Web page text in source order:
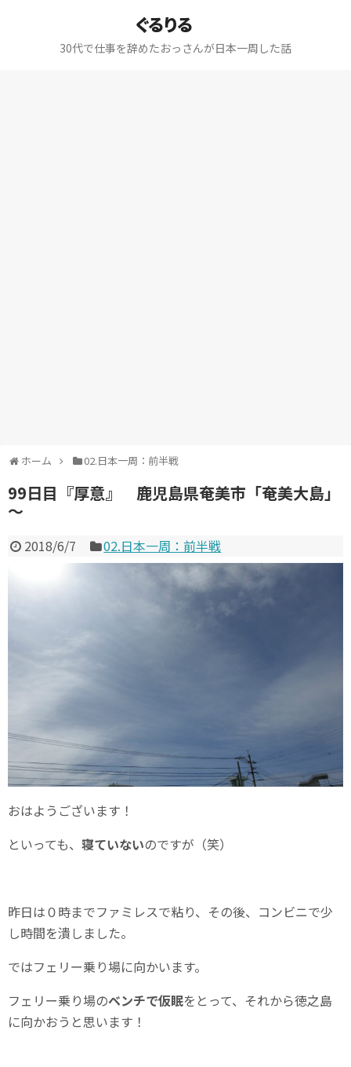
ぐるりる
30代で仕事を辞めたおっさんが日本一周した話
ホーム 02.日本一周：前半戦
99日目『厚意』 鹿児島県奄美市「奄美大島」
～
2018/6/7 02.日本一周：前半戦
おはようございます！
といっても、 寝ていないのですが（笑）
昨日は０時までファミレスで粘り、その後、コンビニで少
し時間を潰しました。
ではフェリー乗り場に向かいます。
フェリー乗り場のベンチで仮眠をとって、それから徳之島
に向かおうと思います！